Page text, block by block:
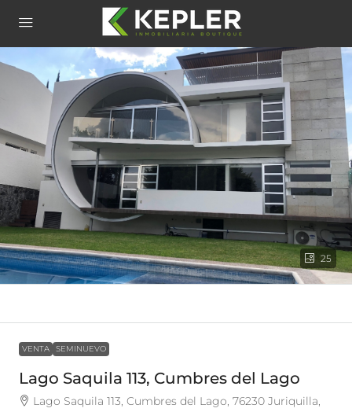
25
VENTA SEMINUEVO
Lago Saquila 113, Cumbres del Lago
Lago Saquila 113, Cumbres del Lago, 76230 Juriquilla,